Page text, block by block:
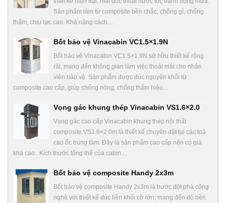
Sản phẩm làm từ composite bền chắc, chống gỉ, chống
thấm, chịu lực cao. Khả năng cách…
Bốt bảo vệ Vinacabin VC1.5×1.9N
Bốt bảo vệ Vinacabin VC1.5×1.9N sở hữu thiết kế rộng
rãi, mang đến không gian làm việc thoải mái cho nhân
viên bảo vệ. Sản phẩm được đúc nguyên khối từ
composite cao cấp, giúp chống nóng, chống thấm hiệu…
Vọng gác khung thép Vinacabin VS1.6×2.0
Vọng gác cao cấp Vinacabin khung thép nội thất
composite VS1.6×2.0m là thiết kế chuyên đặt tại các toà
cao ốc trung tâm. Đây là sản phẩm cao cấp nên có giá
khá cao. Kích thước tổng thể của cabin…
Bốt bảo vệ composite Handy 2x3m
Bốt bảo vệ composite Handy 2x3m là bước đột phá công
nghệ với thiết kế đúc liền khối cỡ lớn, mang đến độ bền